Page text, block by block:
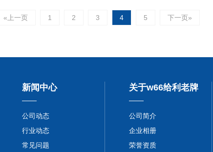
«上一页 1 2 3 4 5 下一页»
新闻中心
公司动态
行业动态
常见问题
关于w66给利老牌
公司简介
企业相册
荣誉资质